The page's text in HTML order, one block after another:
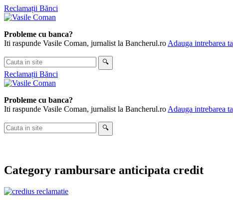
Skip
to
Reclamații Bănci
Probleme cu banca?
Iti raspunde Vasile Coman, jurnalist la Bancherul.ro Adauga intrebarea ta
Cauta
in
site
🔍
Reclamații Bănci
Probleme cu banca?
Iti raspunde Vasile Coman, jurnalist la Bancherul.ro Adauga intrebarea ta
Cauta
in
🔍
Category rambursare anticipata credit